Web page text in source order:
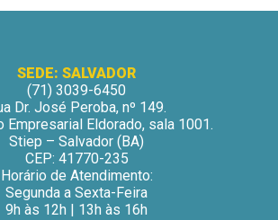
SEDE: SALVADOR
(71) 3039-6450
Dr. José Peroba, nº 149.
Empresarial Eldorado, sala 1001.
Stiep – Salvador (BA)
CEP: 41770-235
Horário de Atendimento:
Segunda a Sexta-Feira
9h às 12h | 13h às 16h